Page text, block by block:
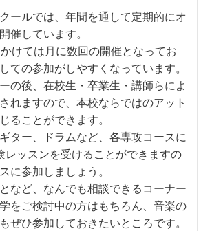
ールでは、年間を通して定期的にオ
催しています。
けては月に数回の開催となってお
ての参加がしやすくなっています。
の後、在校生・卒業生・講師らによ
れますので、本校ならではのアット
ることができます。
ター、ドラムなど、各専攻コースに
レッスンを受けることができますの
に参加しましょう。
など、なんでも相談できるコーナー
をご検討中の方はもちろん、音楽の
ぜひ参加しておきたいところです。